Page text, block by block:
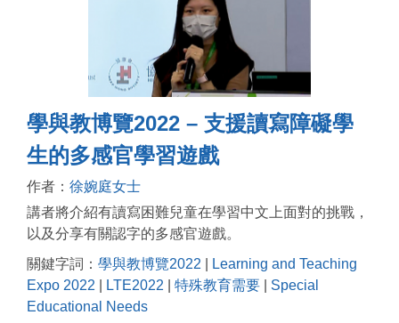
學與教博覽2022 – 支援讀寫障礙學
生的多感官學習遊戲
作者： 徐婉庭女士
講者將介紹有讀寫困難兒童在學習中文上面對的挑戰，
以及分享有關認字的多感官遊戲。
關鍵字詞： 學與教博覽2022
Learning and Teaching
Expo 2022
LTE2022 特殊教育需要
Special
Educational Needs